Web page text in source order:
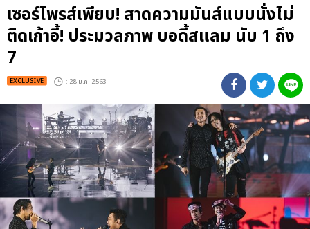
เซอร์ไพรส์เพียบ! สาดความมันส์แบบนั่งไม่
ติดเก้าอี้! ประมวลภาพ บอดี้สแลม นับ 1 ถึง
7
EXCLUSIVE : 28 ม.ค. 2563